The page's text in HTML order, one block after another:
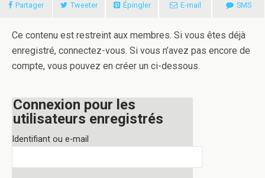
Partager Tweeter Épingler E-mail SMS
Ce contenu est restreint aux membres. Si vous êtes déjà
enregistré, connectez-vous. Si vous n’avez pas encore de
compte, vous pouvez en créer un ci-dessous.
Connexion pour les
utilisateurs enregistrés
Identifiant ou e-mail